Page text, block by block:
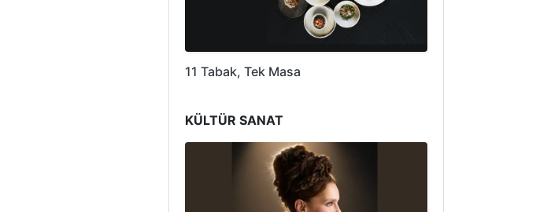
11 Tabak, Tek Masa
KÜLTÜR SANAT